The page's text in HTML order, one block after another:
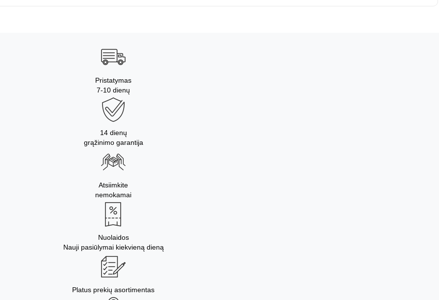
Pristatymas
7-10 dienų
14 dienų
grąžinimo garantija
Atsiimkite
nemokamai
Nuolaidos
Nauji pasiūlymai kiekvieną dieną
Platus prekių asortimentas